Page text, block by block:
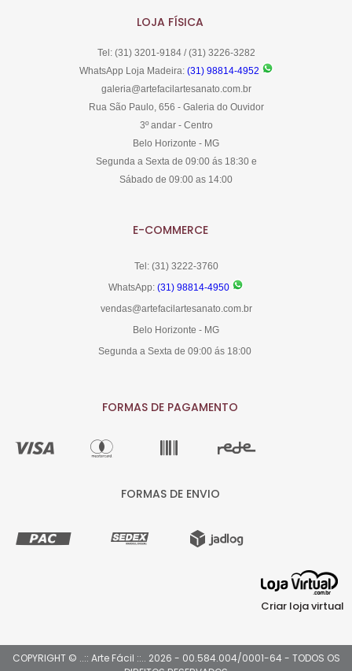
LOJA FÍSICA
Tel: (31) 3201-9184 / (31) 3226-3282
WhatsApp Loja Madeira: (31) 98814-4952
galeria@artefacilartesanato.com.br
Rua São Paulo, 656 - Galeria do Ouvidor
3º andar - Centro
Belo Horizonte - MG
Segunda a Sexta de 09:00 ás 18:30 e
Sábado de 09:00 as 14:00
E-COMMERCE
Tel: (31) 3222-3760
WhatsApp: (31) 98814-4950
vendas@artefacilartesanato.com.br
Belo Horizonte - MG
Segunda a Sexta de 09:00 ás 18:00
FORMAS DE PAGAMENTO
FORMAS DE ENVIO
Criar loja virtual
COPYRIGHT © ..:: Arte Fácil ::.. 2026 - 00.584.004/0001-64 - TODOS OS